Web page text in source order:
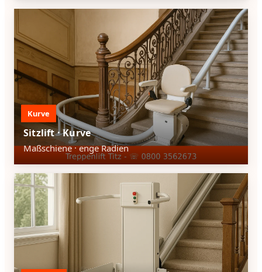
Kurve
Sitzlift · Kurve
Maßschiene · enge Radien